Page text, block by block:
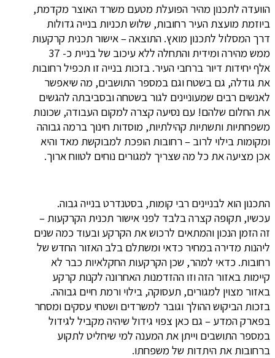
הוועדה לתכנון מהיר הפועלת מטעם משרד האוצר מקדמת,
ביוזמת מועצת העיר רחובות, שלוש תכניות בנייה גדולות
דרך המסלול לתכנון מואץ. התוצאה – אישור תכנית קרקעות
ממש מהירה ומידית והתחלה ללא עיכוב של בניית כ- 37
אלף יחידות דיור ברחבי העיר. בזכות בנייה זו תכפיל רחובות
את גודלה, גם בשטח וגם במספר התושבים, מה שיאפשר
לאנשים רבים שמעוניינים לגור בשטחה ובסביבתה להגשים
את החלום שלהם! עם נסיעה קצרה למקום העבודה, שכונות
משפחתיות ותשתיות קהילתיות, מוסדות חינוך ברמה גבוהה
ומקומות בילוי לרוב – רחובות הופכת למבוקשת מאד והיא
אכן מציעה את כל מה שצריך למגורים נוחים לטווח ארוך.
התכנון הוא לבניינים רבי קומות, בסטנדרט בנייה גבוה.
עכשיו, תקופה קצרה בלבד לפני אישור תכנית הקרקעות –
זה הזמן הנכון והמתאים לרכוש את הקרקע ובעוד כמה שנים
ליהנות מדירה במחיר כדאי ומשתלם בלב האזור החדש של
רחובות. כדאי למהר, שכן הקרקעות החקלאיות כבר לא
קיימות באזור הזה וזו ההזדמנות האחרונה לקנות קרקע
באזור מצוין למגורים, תעסוקה, בילוי ורמת חיים גבוהה.
בזכות הביקוש ההולך וגובר למשרדים ושטחי עסקים ומסחר
בפארק המדע – גם כאן צפוי גידול שיהיה מקביל לגידול
במספר התושבים וייתן את המענה למי שיחליט לתקוע
ברחובות את היתדות של משפחתו.